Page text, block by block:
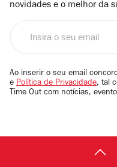
novidades e o melhor da
email
Ao inserir o seu email
e Política de Privacidade, tal
Time Out com notícias,